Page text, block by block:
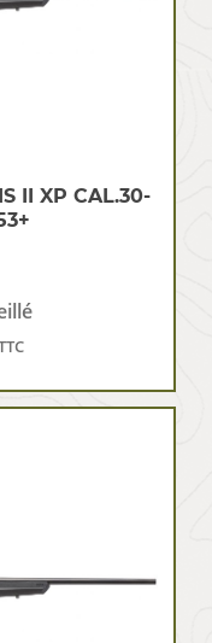
II XP CAL.30-